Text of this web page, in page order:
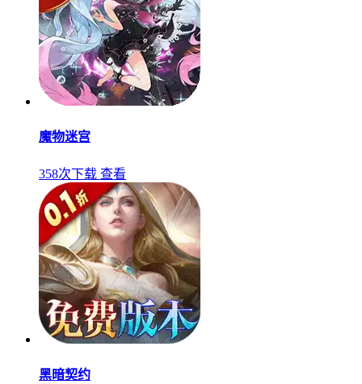
魔物迷宫
358次下载 查看
黑暗契约